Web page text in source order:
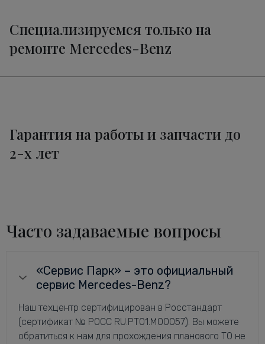
Специализируемся только на
ремонте Mercedes-Benz
Гарантия на работы и запчасти до
2-х лет
Часто задаваемые вопросы
«Сервис Парк» – это официальный
сервис Mercedes-Benz?
Наш техцентр сертифицирован в Росстандарт
(сертификат № РОСС RU.РТ01.М00057). Вы можете
обратиться к нам для прохождения планового ТО не